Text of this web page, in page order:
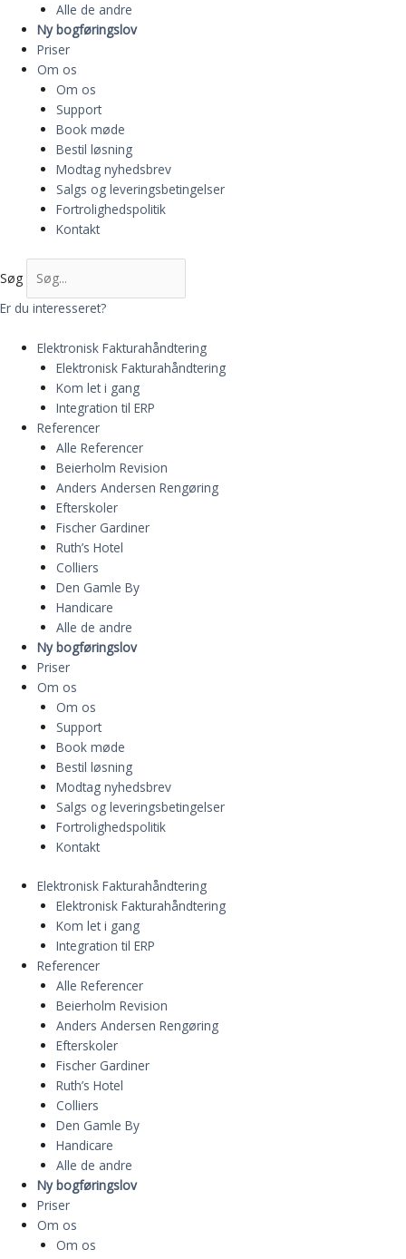
Alle de andre
Ny bogføringslov
Priser
Om os
Om os
Support
Book møde
Bestil løsning
Modtag nyhedsbrev
Salgs og leveringsbetingelser
Fortrolighedspolitik
Kontakt
Søg
Er du interesseret?
Elektronisk Fakturahåndtering
Elektronisk Fakturahåndtering
Kom let i gang
Integration til ERP
Referencer
Alle Referencer
Beierholm Revision
Anders Andersen Rengøring
Efterskoler
Fischer Gardiner
Ruth’s Hotel
Colliers
Den Gamle By
Handicare
Alle de andre
Ny bogføringslov
Priser
Om os
Om os
Support
Book møde
Bestil løsning
Modtag nyhedsbrev
Salgs og leveringsbetingelser
Fortrolighedspolitik
Kontakt
Elektronisk Fakturahåndtering
Elektronisk Fakturahåndtering
Kom let i gang
Integration til ERP
Referencer
Alle Referencer
Beierholm Revision
Anders Andersen Rengøring
Efterskoler
Fischer Gardiner
Ruth’s Hotel
Colliers
Den Gamle By
Handicare
Alle de andre
Ny bogføringslov
Priser
Om os
Om os